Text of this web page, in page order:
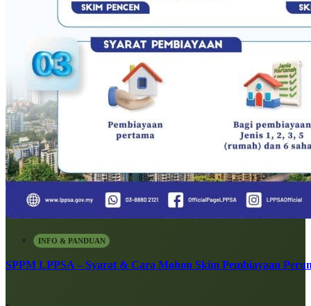
INFO & PANDUAN
SPPM LPPSA – Syarat & Cara Mohon Skim Pembiayaan